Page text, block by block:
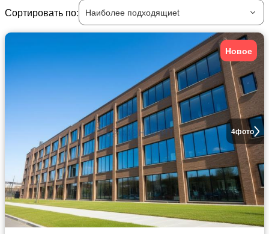
Сортировать по:
Наиболее подходящиеt
4фото
Новое